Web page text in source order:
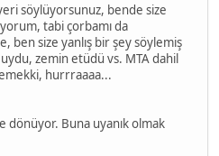
söylüyorsunuz, bende size
tabi çorbamı da
ben size yanlış bir şey söylemiş
zemin etüdü vs. MTA dahil
hurrraaaa...
dönüyor. Buna uyanık olmak